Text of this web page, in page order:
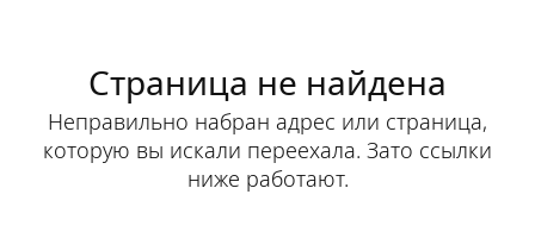
Страница не найдена
Неправильно набран адрес или страница,
которую вы искали переехала. Зато ссылки
ниже работают.